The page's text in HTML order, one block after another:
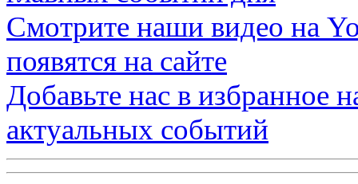
Смотрите наши видео на
появятся на сайте
Добавьте нас в избранное
актуальных событий